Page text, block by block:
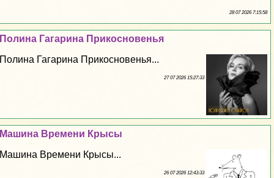
28 07 2026 7:15:58
Полина Гагарина Прикосновенья
Полина Гагарина Прикосновенья...
27 07 2026 15:27:33
Машина Времени Крысы
Машина Времени Крысы...
26 07 2026 12:43:33